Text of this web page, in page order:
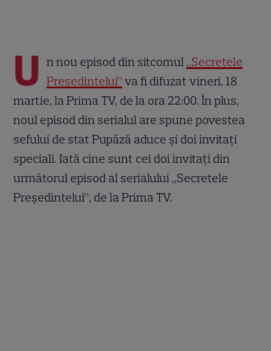
U n nou episod din sitcomul „Secretele
Președintelui” va fi difuzat vineri, 18
martie, la Prima TV, de la ora 22:00. În plus,
noul episod din serialul are spune povestea
sefului de stat Pupăză aduce și doi invitați
speciali. Iată cine sunt cei doi invitați din
următorul episod al serialului „Secretele
Președintelui”, de la Prima TV.